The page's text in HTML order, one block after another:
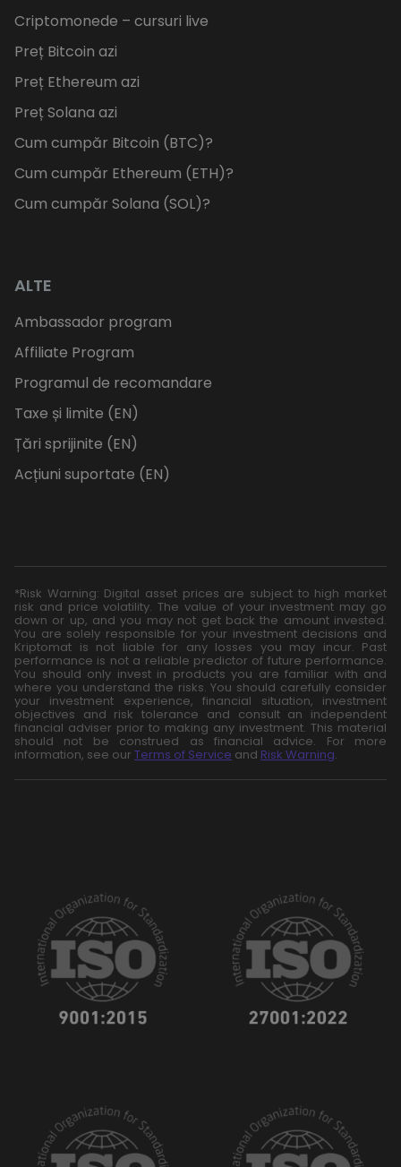
Criptomonede – cursuri live
Preț Bitcoin azi
Preț Ethereum azi
Preț Solana azi
Cum cumpăr Bitcoin (BTC)?
Cum cumpăr Ethereum (ETH)?
Cum cumpăr Solana (SOL)?
ALTE
Ambassador program
Affiliate Program
Programul de recomandare
Taxe și limite (EN)
Țări sprijinite (EN)
Acțiuni suportate (EN)
*Risk Warning: Digital asset prices are subject to high market
risk and price volatility. The value of your investment may go
down or up, and you may not get back the amount invested.
You are solely responsible for your investment decisions and
Kriptomat is not liable for any losses you may incur. Past
performance is not a reliable predictor of future performance.
You should only invest in products you are familiar with and
where you understand the risks. You should carefully consider
your investment experience, financial situation, investment
objectives and risk tolerance and consult an independent
financial adviser prior to making any investment. This material
should not be construed as financial advice. For more
information, see our Terms of Service and Risk Warning.